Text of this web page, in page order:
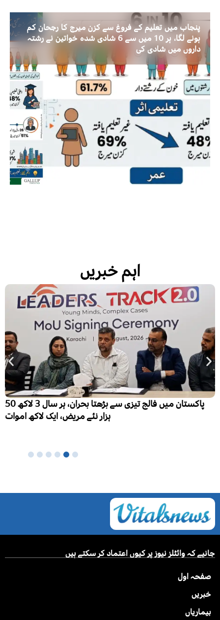
پنجاب میں تعلیم کے فروغ سے کزن میرج کا رجحان کم
ہونے لگا، ہر 10 میں سے 6 شادی شدہ خواتین نے رشتہ
داروں میں شادی کی
اہم خبریں
پاکستان میں فالج تیزی سے بڑھتا بحران، ہر سال 3 لاکھ 50
ہزار نئے مریض، ایک لاکھ اموات
جانیے کہ وائٹلز نیوز پر کیوں اعتماد کر سکتے ہیں
صفحہ اول
خبریں
بیماریاں